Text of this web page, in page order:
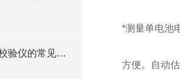
简述便携式多功能校验仪的常见故障相应解决方法
*测量单电池
方便。自动